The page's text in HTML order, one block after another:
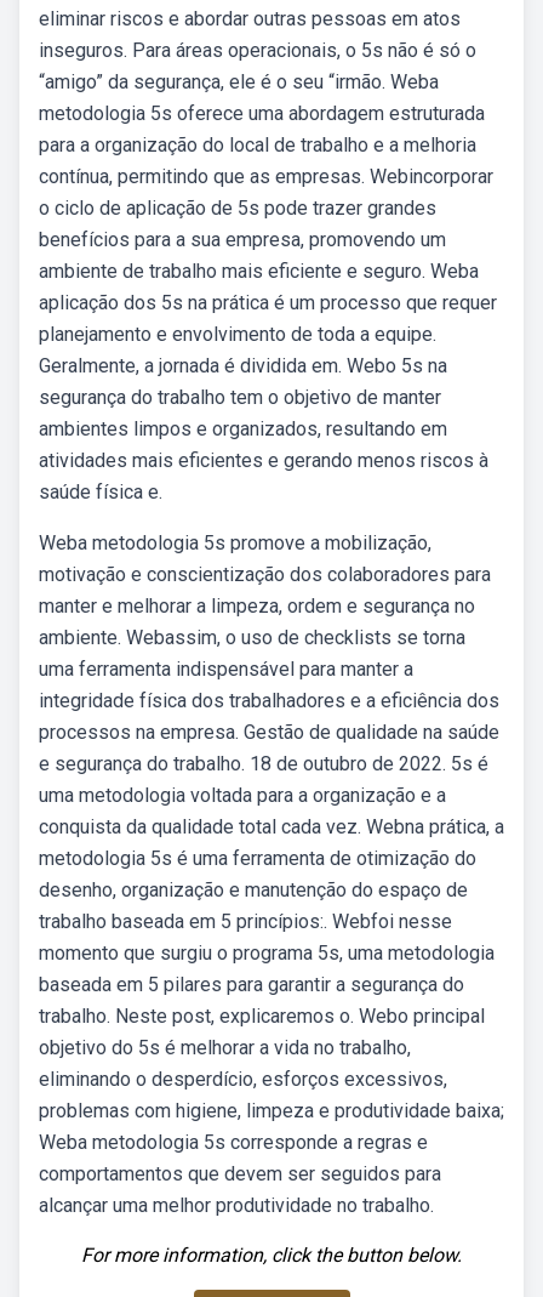
eliminar riscos e abordar outras pessoas em atos
inseguros. Para áreas operacionais, o 5s não é só o
“amigo” da segurança, ele é o seu “irmão. Weba
metodologia 5s oferece uma abordagem estruturada
para a organização do local de trabalho e a melhoria
contínua, permitindo que as empresas. Webincorporar
o ciclo de aplicação de 5s pode trazer grandes
benefícios para a sua empresa, promovendo um
ambiente de trabalho mais eficiente e seguro. Weba
aplicação dos 5s na prática é um processo que requer
planejamento e envolvimento de toda a equipe.
Geralmente, a jornada é dividida em. Webo 5s na
segurança do trabalho tem o objetivo de manter
ambientes limpos e organizados, resultando em
atividades mais eficientes e gerando menos riscos à
saúde física e.
Weba metodologia 5s promove a mobilização,
motivação e conscientização dos colaboradores para
manter e melhorar a limpeza, ordem e segurança no
ambiente. Webassim, o uso de checklists se torna
uma ferramenta indispensável para manter a
integridade física dos trabalhadores e a eficiência dos
processos na empresa. Gestão de qualidade na saúde
e segurança do trabalho. 18 de outubro de 2022. 5s é
uma metodologia voltada para a organização e a
conquista da qualidade total cada vez. Webna prática, a
metodologia 5s é uma ferramenta de otimização do
desenho, organização e manutenção do espaço de
trabalho baseada em 5 princípios:. Webfoi nesse
momento que surgiu o programa 5s, uma metodologia
baseada em 5 pilares para garantir a segurança do
trabalho. Neste post, explicaremos o. Webo principal
objetivo do 5s é melhorar a vida no trabalho,
eliminando o desperdício, esforços excessivos,
problemas com higiene, limpeza e produtividade baixa;
Weba metodologia 5s corresponde a regras e
comportamentos que devem ser seguidos para
alcançar uma melhor produtividade no trabalho.
For more information, click the button below.